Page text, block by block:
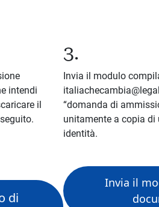
intendi
il
di
3.
Invia il modulo
“domanda di
unitamente a copia di
identità.
Invia il